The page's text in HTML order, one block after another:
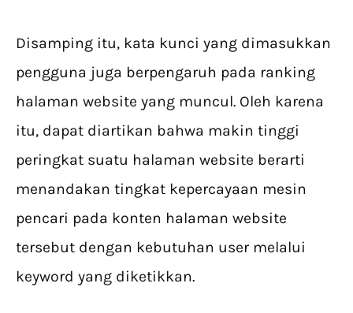
Disamping itu, kata kunci yang dimasukkan
pengguna juga berpengaruh pada ranking
halaman website yang muncul. Oleh karena
itu, dapat diartikan bahwa makin tinggi
peringkat suatu halaman website berarti
menandakan tingkat kepercayaan mesin
pencari pada konten halaman website
tersebut dengan kebutuhan user melalui
keyword yang diketikkan.